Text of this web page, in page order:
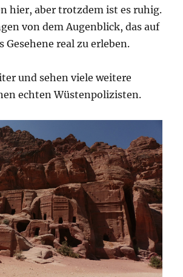
hier, aber trotzdem ist es ruhig.
von dem Augenblick, das auf
Gesehene real zu erleben.
und sehen viele weitere
echten Wüstenpolizisten.